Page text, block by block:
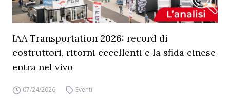
IAA Transportation 2026: record di
costruttori, ritorni eccellenti e la sfida cinese
entra nel vivo
07/24/2026 Eventi